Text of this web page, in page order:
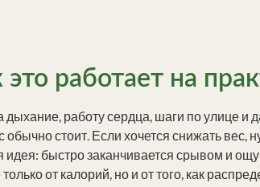
работает на
работу сердца, шаги по улице и
обычно стоит. Если хочется снижать
идея: быстро заканчивается срывом и
от калорий, но и от того, как